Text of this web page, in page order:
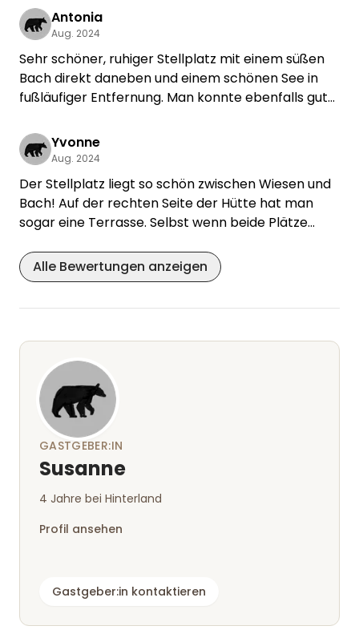
Landschaftsmaler nicht schöner hätte ausdenken
können. Jochen kümmert sich um seine Gäste, hat
Tipps und bringt sogar das Holz zum Grillplatz, der
das verbindende Element ist. Frau und Hund haben
sich wohl gefühlt und kommen gern wieder!
Antonia
Aug. 2024
Sehr schöner, ruhiger Stellplatz mit einem süßen
Bach direkt daneben und einem schönen See in
fußläufiger Entfernung. Man konnte ebenfalls gut
Wir haben unseren Aufenthalt hier sehr genossen!
Yvonne
Aug. 2024
Der Stellplatz liegt so schön zwischen Wiesen und
Bach! Auf der rechten Seite der Hütte hat man
sogar eine Terrasse. Selbst wenn beide Plätze
Highlight ist die riesige Feuerschale und das
kostenlose Holz, das sogar gebracht wird. Die
haben uns sehr wohlgefühlt.
Alle Bewertungen anzeigen
GASTGEBER:IN
Susanne
4 Jahre bei Hinterland
Profil ansehen
Gastgeber:in kontaktieren